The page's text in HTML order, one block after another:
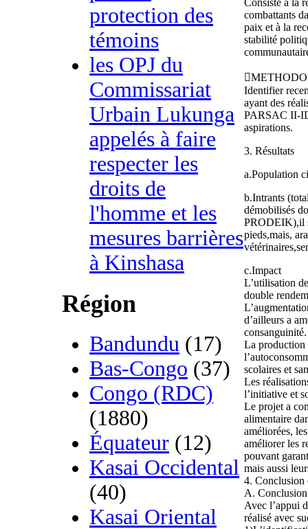
protection des
témoins
les OPJ du
Commissariat
Urbain Lukunga
appelés à faire
respecter les
droits de
l'homme et les
mesures barrières
à Kinshasa
Région
Bandundu (17)
Bas-Congo (37)
Congo (RDC)
(1880)
Équateur (12)
Kasai Occidental
(40)
Kasai Oriental
combattants
paix et à la
stabilité
Identifier
ayant des
PARSAC II-
aspirations.
3. Résultats
a.Population
b.Intrants
démobilisés
PRODEIK),il
pieds,mais,
c.Impact
L’utilisation
double
d’ailleurs a
consanguinité.
La production
scolaires et
Les
l’initiative et
Le projet a
alimentaire
améliorées,
améliorer les
pouvant
mais aussi
4. Conclusion
A. Conclusion
Avec l’appui
réalisé avec